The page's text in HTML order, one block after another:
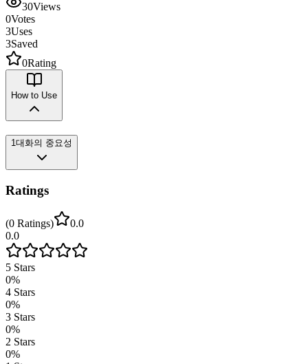
30Views
0Votes
3Uses
3Saved
0Rating
How to Use
1 대화의 중요성
Ratings
(0 Ratings)
0.0
0.0
5 Stars
0%
4 Stars
0%
3 Stars
0%
2 Stars
0%